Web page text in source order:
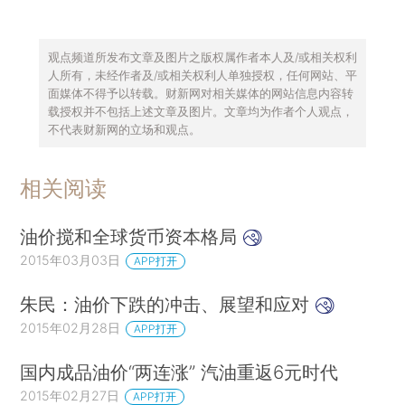
观点频道所发布文章及图片之版权属作者本人及/或相关权利
人所有，未经作者及/或相关权利人单独授权，任何网站、平
面媒体不得予以转载。财新网对相关媒体的网站信息内容转
载授权并不包括上述文章及图片。文章均为作者个人观点，
不代表财新网的立场和观点。
相关阅读
油价搅和全球货币资本格局
2015年03月03日 APP打开
朱民：油价下跌的冲击、展望和应对
2015年02月28日 APP打开
国内成品油价“两连涨” 汽油重返6元时代
2015年02月27日 APP打开